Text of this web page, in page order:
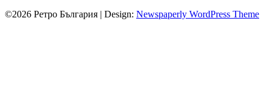
©2026 Ретро България | Design: Newspaperly WordPress Theme